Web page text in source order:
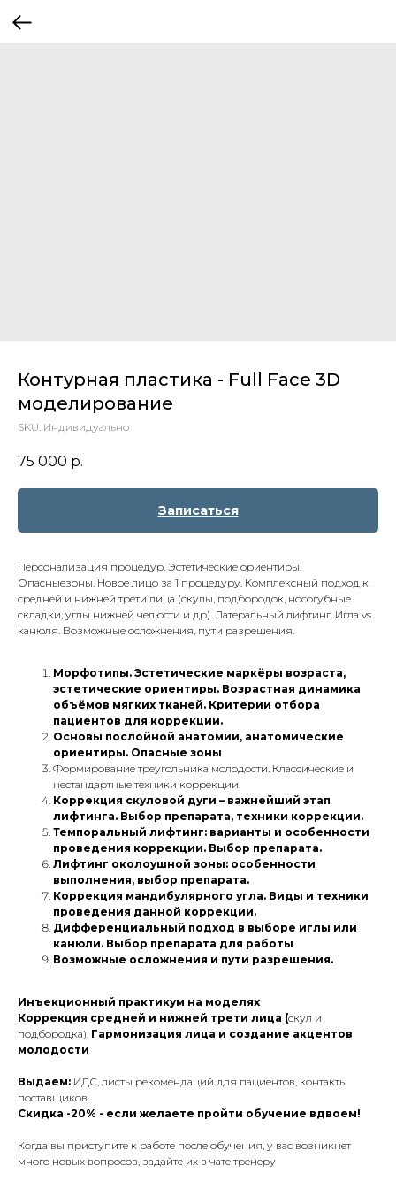
Контурная пластика - Full Face 3D
моделирование
SKU: Индивидуально
75 000 р.
Записаться
Персонализация процедур. Эстетические ориентиры.
Опасныезоны. Новое лицо за 1 процедуру. Комплексный подход к
средней и нижней трети лица (скулы, подбородок, носогубные
складки, углы нижней челюсти и др). Латеральный лифтинг. Игла vs
канюля. Возможные осложнения, пути разрешения.
Морфотипы. Эстетические маркёры возраста,
эстетические ориентиры. Возрастная динамика
объёмов мягких тканей. Критерии отбора
пациентов для коррекции.
Основы послойной анатомии, анатомические
ориентиры. Опасные зоны
Формирование треугольника молодости. Классические и
нестандартные техники коррекции.
Коррекция скуловой дуги – важнейший этап
лифтинга. Выбор препарата, техники коррекции.
Темпоральный лифтинг: варианты и особенности
проведения коррекции. Выбор препарата.
Лифтинг околоушной зоны: особенности
выполнения, выбор препарата.
Коррекция мандибулярного угла. Виды и техники
проведения данной коррекции.
Дифференциальный подход в выборе иглы или
канюли. Выбор препарата для работы
Возможные осложнения и пути разрешения.
Инъекционный практикум на моделях
Коррекция средней и нижней трети лица (скул и
подбородка). Гармонизация лица и создание акцентов
молодости
Выдаем: ИДС, листы рекомендаций для пациентов, контакты
поставщиков.
Скидка -20% - если желаете пройти обучение вдвоем!
Когда вы приступите к работе после обучения, у вас возникнет
много новых вопросов, задайте их в чате тренеру